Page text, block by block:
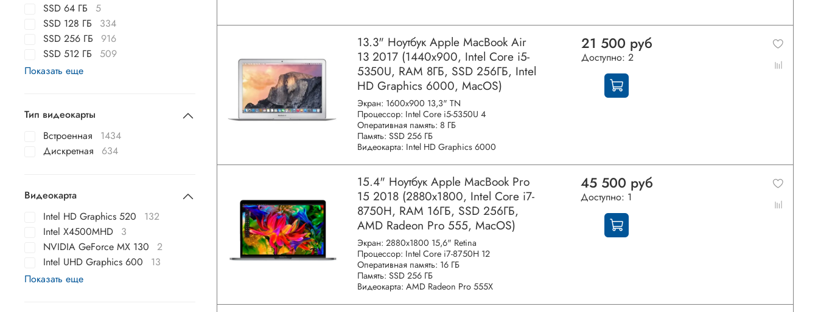
13.3" Ноутбук Apple MacBook Air
13 2017 (1440x900, Intel Core i5-
5350U, RAM 8ГБ, SSD 256ГБ, Intel
HD Graphics 6000, MacOS)
Экран: 1600x900 13,3" TN
Процессор: Intel Core i5-5350U 4
Оперативная память: 8 ГБ
Память: SSD 256 ГБ
Видеокарта: Intel HD Graphics 6000
21 500 руб
Доступно: 2
15.4" Ноутбук Apple MacBook Pro
15 2018 (2880x1800, Intel Core i7-
8750H, RAM 16ГБ, SSD 256ГБ,
AMD Radeon Pro 555, MacOS)
Экран: 2880x1800 15,6" Retina
Процессор: Intel Core i7-8750H 12
Оперативная память: 16 ГБ
Память: SSD 256 ГБ
Видеокарта: AMD Radeon Pro 555X
45 500 руб
Доступно: 1
SSD 64 ГБ
5
SSD 128 ГБ
334
SSD 256 ГБ
916
SSD 512 ГБ
509
Показать еще
Тип видеокарты
Встроенная
1434
Дискретная
634
Видеокарта
Intel HD Graphics 520
132
Intel X4500MHD
3
NVIDIA GeForce MX 130
2
Intel UHD Graphics 600
13
Показать еще